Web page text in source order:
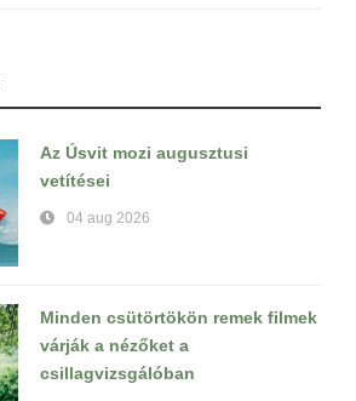
Az Úsvit mozi augusztusi
vetítései
04 aug 2026
Minden csütörtökön remek filmek
várják a nézőket a
csillagvizsgálóban